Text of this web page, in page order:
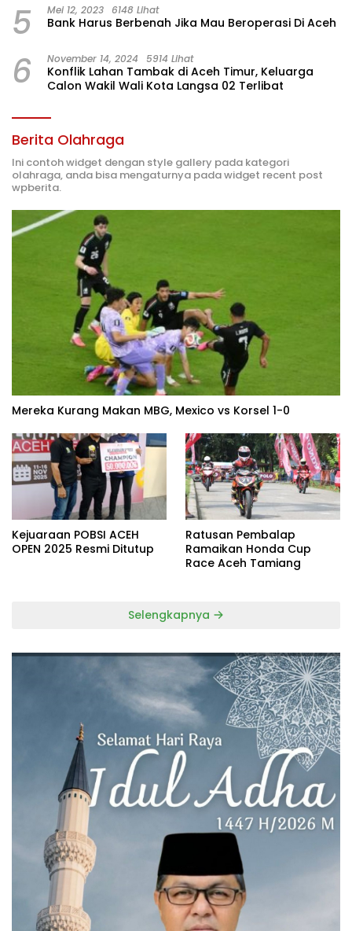
5 Mei 12, 2023 6148 Lihat
Bank Harus Berbenah Jika Mau Beroperasi Di Aceh
6 November 14, 2024 5914 Lihat
Konflik Lahan Tambak di Aceh Timur, Keluarga
Calon Wakil Wali Kota Langsa 02 Terlibat
Berita Olahraga
Ini contoh widget dengan style gallery pada kategori
olahraga, anda bisa mengaturnya pada widget recent post
wpberita.
Mereka Kurang Makan MBG, Mexico vs Korsel 1-0
Kejuaraan POBSI ACEH
OPEN 2025 Resmi Ditutup
Ratusan Pembalap
Ramaikan Honda Cup
Race Aceh Tamiang
Selengkapnya